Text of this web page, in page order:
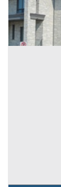
Megliadino
Codice asta:
09/09/2026